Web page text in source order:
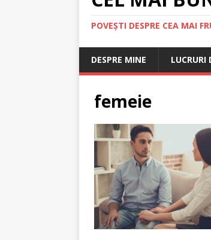
POVEȘTI DESPRE CEA MAI
DESPRE MINE LUCRURI
femeie